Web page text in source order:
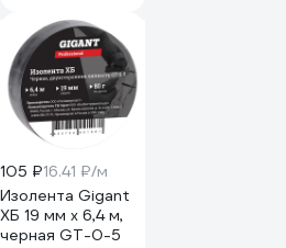
105 ₽16.41 ₽/м
Изолента Gigant
ХБ 19 мм х 6,4 м,
черная GT-0-5